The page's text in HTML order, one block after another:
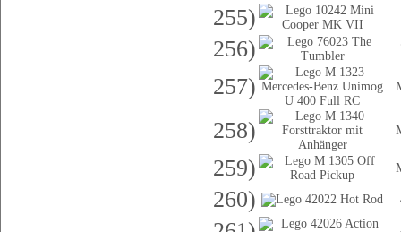
255)
256)
257)
258)
259)
260)